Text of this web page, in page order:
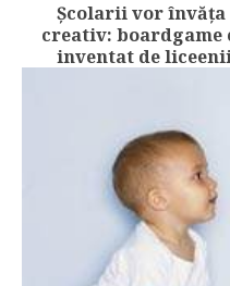
Școlarii vor învăța
creativ: boardgame
inventat de